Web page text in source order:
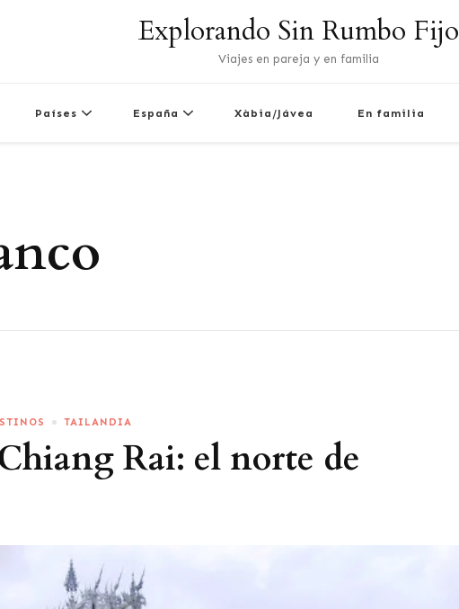
Explorando Sin Rumbo Fijo
Viajes en pareja y en familia
Países España Xàbia/Jávea En familia
TAILANDIA
Rai: el norte de